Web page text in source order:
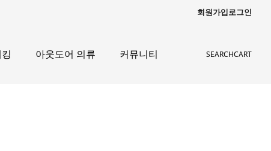
회원가입로그인
아웃도어 의류 커뮤니티 SEARCHCART